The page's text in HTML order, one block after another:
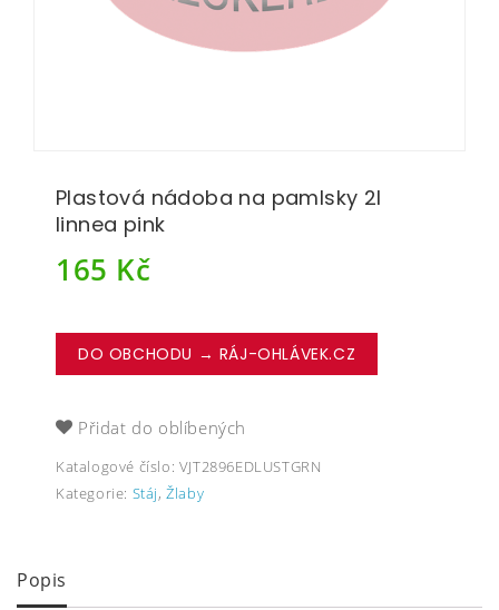
Plastová nádoba na pamlsky 2l
linnea pink
165 Kč
DO OBCHODU → RÁJ-OHLÁVEK.CZ
Přidat do oblíbených
Katalogové číslo: VJT2896EDLUSTGRN
Kategorie: Stáj,Žlaby
Popis